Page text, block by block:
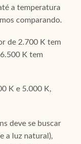
a temperatura
comparando.
de 2.700 K tem
K tem
K e 5.000 K,
deve se buscar
a luz natural),